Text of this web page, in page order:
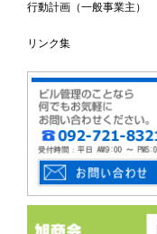
行動計画（一般事業主）
リンク集